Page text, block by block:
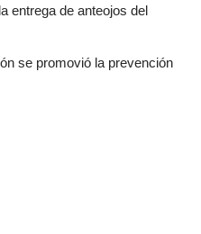
entrega de anteojos del
se promovió la prevención